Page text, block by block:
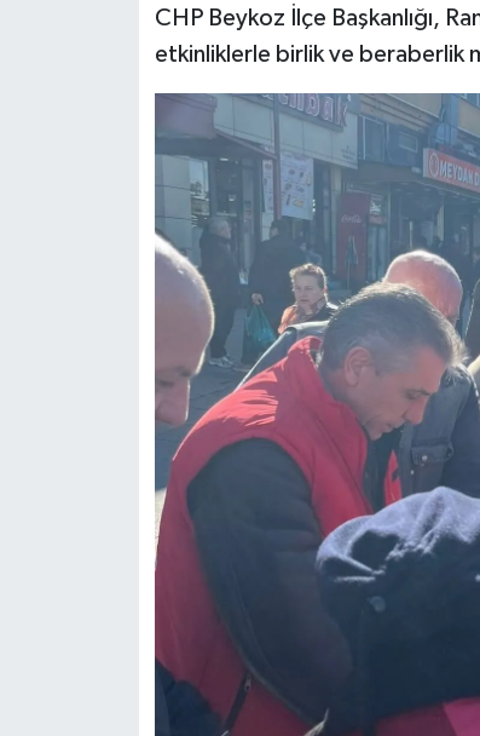
CHP Beykoz İlçe Başkanlığı,
etkinliklerle birlik ve beraberlik